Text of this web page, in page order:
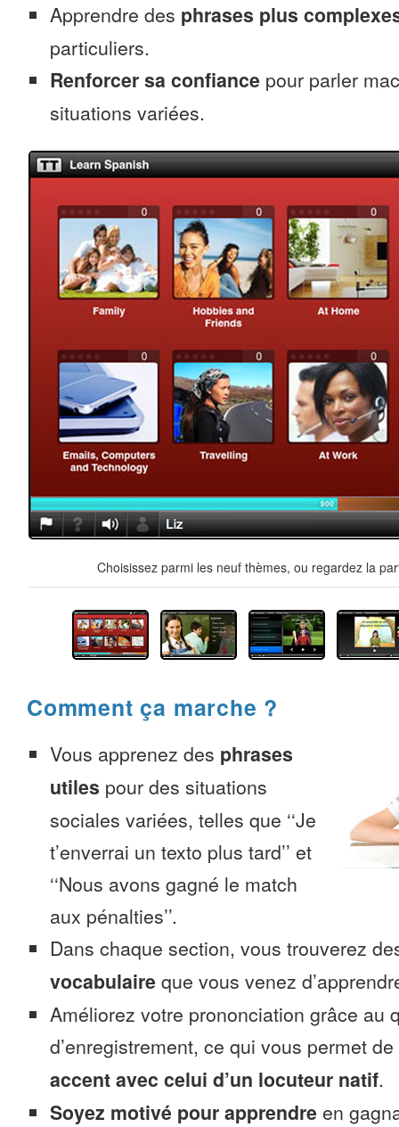
Apprendre des phrases plus
particuliers.
Renforcer sa confiance pour parler
situations variées.
Choisissez parmi les neuf thèmes, ou regardez la
Comment ça marche ?
Vous apprenez des phrases
utiles pour des situations
sociales variées, telles que ‘‘Je
t’enverrai un texto plus tard’’ et
‘‘Nous avons gagné le match
aux pénalties’’.
Dans chaque section, vous trouverez
vocabulaire que vous venez
Améliorez votre prononciation grâce au
d’enregistrement, ce qui vous permet de
accent avec celui d’un locuteur natif.
Soyez motivé pour apprendre en